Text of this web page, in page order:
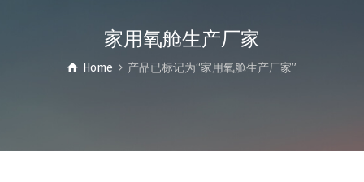
家用氧舱生产厂家
Home 产品已标记为“家用氧舱生产厂家”